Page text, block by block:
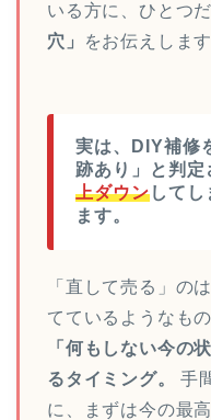
いる方に、ひとつ
穴」
をお伝えします
実は、DIY補修
跡あり」と判定
上ダウン して
ます。
「直して売る」の
てているようなもの
「何もしない今の
るタイミング。
手
に、まずは今の最